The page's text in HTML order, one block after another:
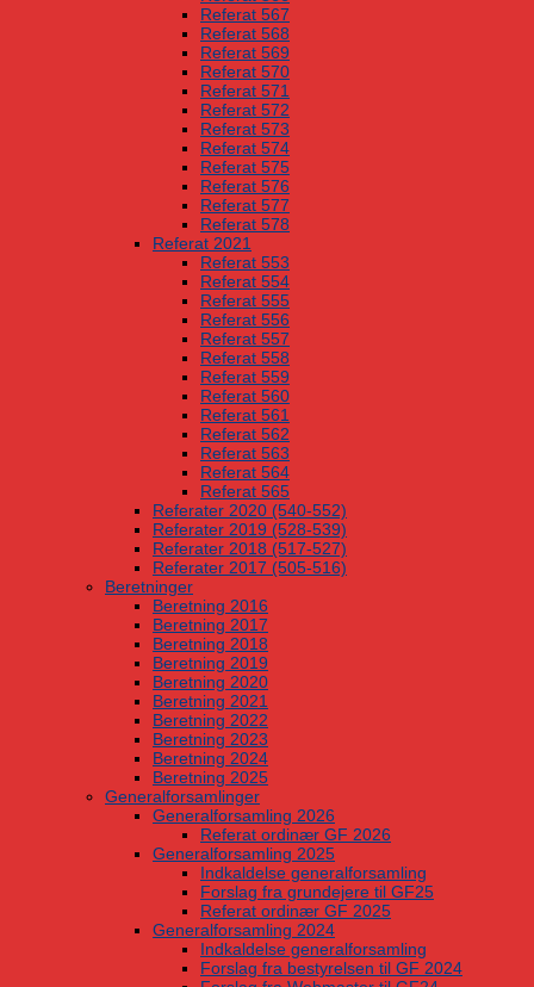
Referat 567
Referat 568
Referat 569
Referat 570
Referat 571
Referat 572
Referat 573
Referat 574
Referat 575
Referat 576
Referat 577
Referat 578
Referat 2021
Referat 553
Referat 554
Referat 555
Referat 556
Referat 557
Referat 558
Referat 559
Referat 560
Referat 561
Referat 562
Referat 563
Referat 564
Referat 565
Referater 2020 (540-552)
Referater 2019 (528-539)
Referater 2018 (517-527)
Referater 2017 (505-516)
Beretninger
Beretning 2016
Beretning 2017
Beretning 2018
Beretning 2019
Beretning 2020
Beretning 2021
Beretning 2022
Beretning 2023
Beretning 2024
Beretning 2025
Generalforsamlinger
Generalforsamling 2026
Referat ordinær GF 2026
Generalforsamling 2025
Indkaldelse generalforsamling
Forslag fra grundejere til GF25
Referat ordinær GF 2025
Generalforsamling 2024
Indkaldelse generalforsamling
Forslag fra bestyrelsen til GF 2024